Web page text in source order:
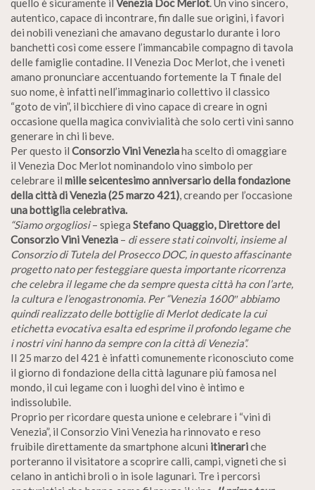
quello è sicuramente il Venezia Doc Merlot. Un vino sincero,
autentico, capace di incontrare, fin dalle sue origini, i favori
dei nobili veneziani che amavano degustarlo durante i loro
banchetti così come essere l’immancabile compagno di tavola
delle famiglie contadine. Il Venezia Doc Merlot, che i veneti
amano pronunciare accentuando fortemente la T finale del
suo nome, è infatti nell’immaginario collettivo il classico
“goto de vin”, il bicchiere di vino capace di creare in ogni
occasione quella magica convivialità che solo certi vini sanno
generare in chi li beve.
Per questo il Consorzio Vini Veneziaha scelto di omaggiare
il Venezia Doc Merlot nominandolo vino simbolo per
celebrare il mille seicentesimo anniversario della fondazione
della città di Venezia (25 marzo 421), creando per l’occasione
una bottiglia celebrativa.
“Siamo orgogliosi– spiega Stefano Quaggio, Direttore del
Consorzio Vini Venezia – di essere stati coinvolti, insieme al
Consorzio di Tutela del Prosecco DOC, in questo affascinante
progetto nato per festeggiare questa importante ricorrenza
che celebra il legame che da sempre questa città ha con l’arte,
la cultura e l’enogastronomia. Per “Venezia 1600″ abbiamo
quindi realizzato delle bottiglie di Merlot dedicate la cui
etichetta evocativa esalta ed esprime il profondo legame che
i nostri vini hanno da sempre con la città di Venezia”.
Il 25 marzo del 421 è infatti comunemente riconosciuto come
il giorno di fondazione della città lagunare più famosa nel
mondo, il cui legame con i luoghi del vino è intimo e
indissolubile.
Proprio per ricordare questa unione e celebrare i “vini di
Venezia”, il Consorzio Vini Venezia ha rinnovato e reso
fruibile direttamente da smartphone alcuni itinerariche
porteranno il visitatore a scoprire calli, campi, vigneti che si
celano in antichi broli o in isole lagunari. Tre i percorsi